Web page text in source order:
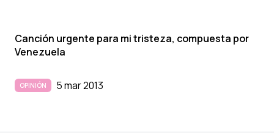
Canción urgente para mi tristeza, compuesta por
Venezuela
OPINIÓN 5 mar 2013